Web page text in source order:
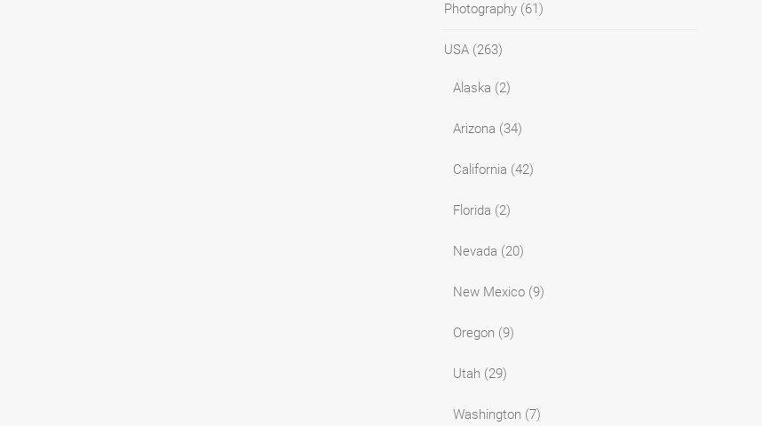
Photography (61)
USA (263)
Alaska (2)
Arizona (34)
California (42)
Florida (2)
Nevada (20)
New Mexico (9)
Oregon (9)
Utah (29)
Washington (7)